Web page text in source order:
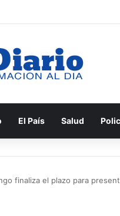
El País Salud
finaliza el plazo para